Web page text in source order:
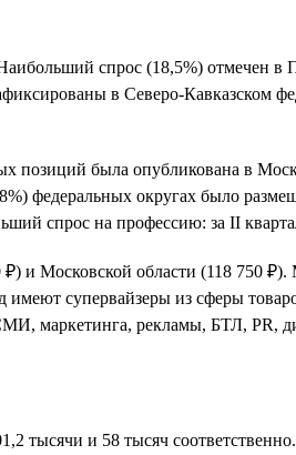
спрос (18,5%) отмечен
в Северо-Кавказском
позиций была опубликована в
федеральных округах было
спрос на профессию: за II
и Московской области (118 750
супервайзеры из сферы
маркетинга, рекламы, БТЛ,
тысячи и 58 тысяч